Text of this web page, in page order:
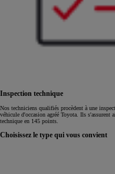
Inspection technique
Nos techniciens qualifiés procèdent à une
véhicule d'occasion agréé Toyota. Ils s'assurent
technique en 145 points.
Choisissez le type qui vous convient